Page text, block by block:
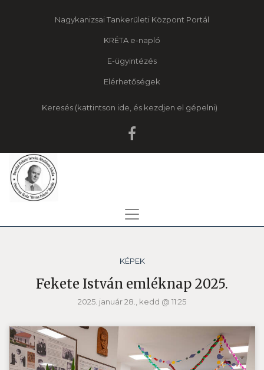
Nagykanizsai Tankerületi Központ Portál
KRÉTA e-napló
E-ügyintézés
Elérhetőségek
Keresés
KÉPEK
Fekete István emléknap 2025.
2025. január 28., kedd @ 11:25